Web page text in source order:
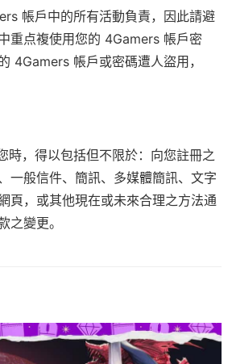
帳戶中的所有活動負責，因此請避
重点複使用您的 4Gamers 帳戶密
4Gamers 帳戶或密碼遭人盜用，
時，得以包括但不限於：向您註冊之
一般信件、簡訊、多媒體簡訊、文字
頁，或其他現在或未來合理之方法通
之變更。